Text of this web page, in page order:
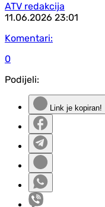
ATV redakcija
11.06.2026 23:01
Komentari:
0
Podijeli:
Link je kopiran!